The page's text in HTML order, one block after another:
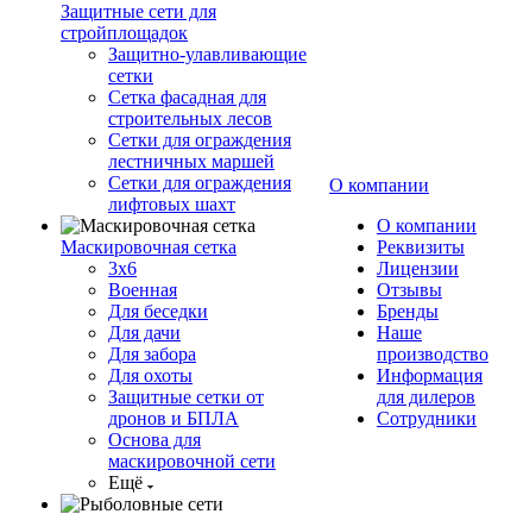
Защитные сети для
стройплощадок
Защитно-улавливающие
сетки
Сетка фасадная для
строительных лесов
Сетки для ограждения
лестничных маршей
Сетки для ограждения
лифтовых шахт
Маскировочная сетка
3х6
Военная
Для беседки
Для дачи
Для забора
Для охоты
Защитные сетки от
дронов и БПЛА
Основа для
маскировочной сети
Ещё
О компании
О компании
Реквизиты
Лицензии
Отзывы
Бренды
Наше
производство
Информация
для дилеров
Сотрудники